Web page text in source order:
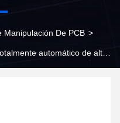
Manipulación De PCB >
automático de alta